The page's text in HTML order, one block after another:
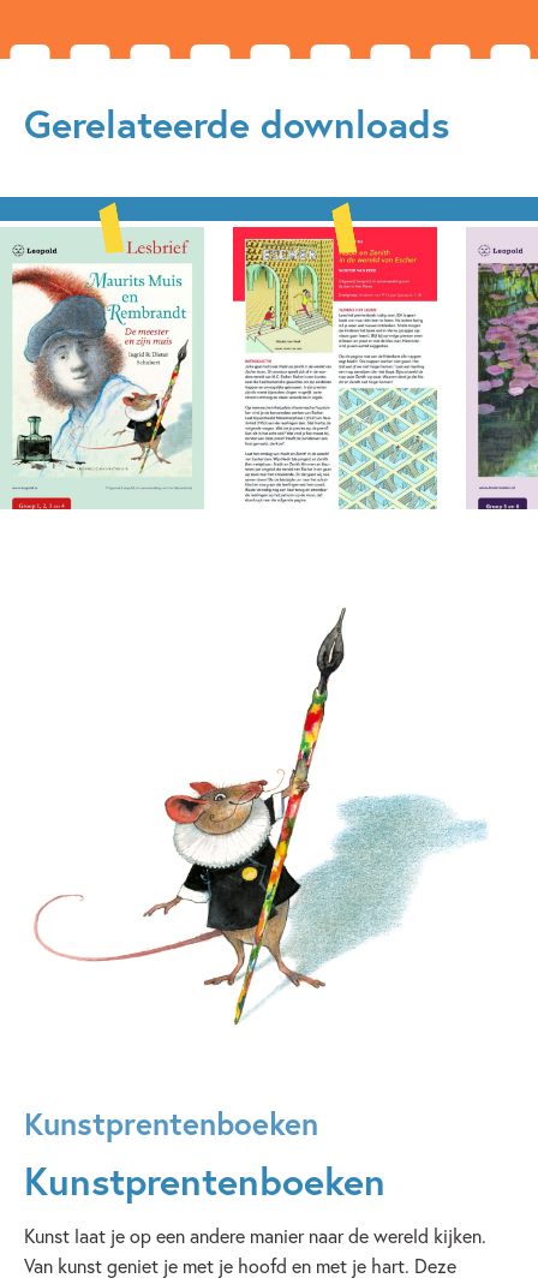
Gerelateerde downloads
Kunstprentenboeken
Kunstprentenboeken
Kunst laat je op een andere manier naar de wereld kijken.
Van kunst geniet je met je hoofd en met je hart. Deze